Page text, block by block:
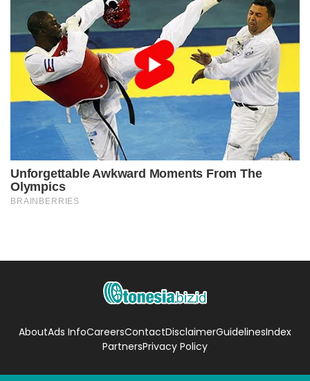
AboutAds InfoCareersContactDisclaimerGuidelinesIndex
PartnersPrivacy Policy